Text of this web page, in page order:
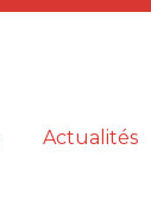
Actualités